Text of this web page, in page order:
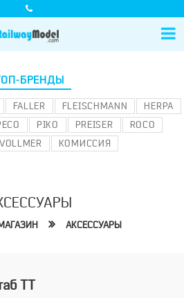
БРЕНДЫ
FALLER FLEISCHMANN
HERPA
PIKO PREISER
ROCO
VOLLMER КОМИССИЯ
АКСЕССУАРЫ
TT